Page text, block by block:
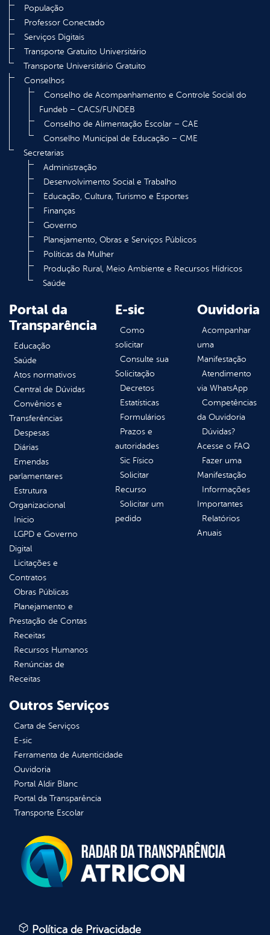
População
Professor Conectado
Serviços Digitais
Transporte Gratuito Universitário
Transporte Universitário Gratuito
Conselhos
Conselho de Acompanhamento e Controle Social do
Fundeb – CACS/FUNDEB
Conselho de Alimentação Escolar – CAE
Conselho Municipal de Educação – CME
Secretarias
Administração
Desenvolvimento Social e Trabalho
Educação, Cultura, Turismo e Esportes
Finanças
Governo
Planejamento, Obras e Serviços Públicos
Políticas da Mulher
Produção Rural, Meio Ambiente e Recursos Hídricos
Saúde
Portal da
Transparência
Educação
Saúde
Atos normativos
Central de Dúvidas
Convênios e
Transferências
Despesas
Diárias
Emendas
parlamentares
Estrutura
Organizacional
Inicio
LGPD e Governo
Digital
Licitações e
Contratos
Obras Públicas
Planejamento e
Prestação de Contas
Receitas
Recursos Humanos
Renúncias de
Receitas
E-sic
Como
solicitar
Consulte sua
Solicitação
Decretos
Estatísticas
Formulários
Prazos e
autoridades
Sic Físico
Solicitar
Recurso
Solicitar um
pedido
Ouvidoria
Acompanhar
uma
Manifestação
Atendimento
via WhatsApp
Competências
da Ouvidoria
Dúvidas?
Acesse o FAQ
Fazer uma
Manifestação
Informações
Importantes
Relatórios
Anuais
Outros Serviços
Carta de Serviços
E-sic
Ferramenta de Autenticidade
Ouvidoria
Portal Aldir Blanc
Portal da Transparência
Transporte Escolar
Política de Privacidade